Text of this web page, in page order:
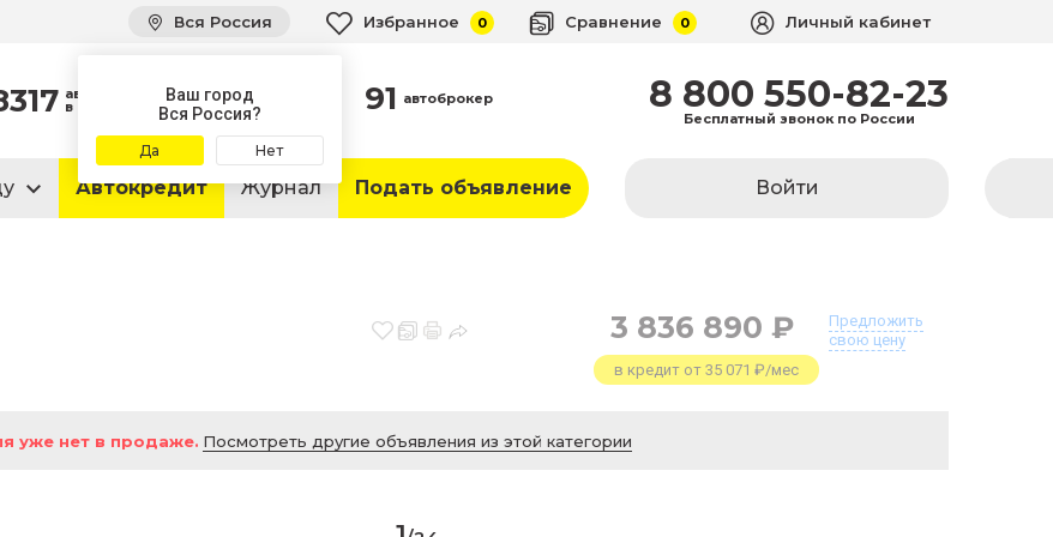
Вся Россия
Ваш город
Вся Россия?
Да Нет
Избранное 0 Сравнение 0 Личный кабинет
автомобилей
в продаже 91 автоброкер 8 800 550-82-23
Бесплатный звонок по России
Автокредит Журнал Подать объявление Войти
3 836 890 ₽
Предложить
свою цену
в кредит от 35 071 ₽/мес
уже нет в продаже. Посмотреть другие объявления из этой категории